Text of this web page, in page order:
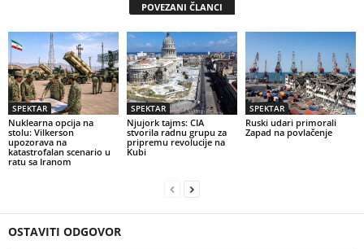
POVEZANI ČLANCI
SPEKTAR
Nuklearna opcija na
stolu: Vilkerson
upozorava na
katastrofalan scenario u
ratu sa Iranom
SPEKTAR
Njujork tajms: CIA
stvorila radnu grupu za
pripremu revolucije na
Kubi
SPEKTAR
Ruski udari primorali
Zapad na povlačenje
OSTAVITI ODGOVOR